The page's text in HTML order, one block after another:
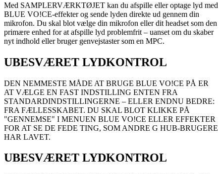
Med SAMPLERVÆRKTØJET kan du afspille eller optage lyd med
BLUE VO!CE-effekter og sende lyden direkte ud gennem din
mikrofon. Du skal blot vælge din mikrofon eller dit headset som den
primære enhed for at afspille lyd problemfrit – uanset om du skaber
nyt indhold eller bruger genvejstaster som en MPC.
UBESVÆRET LYDKONTROL
DEN NEMMESTE MÅDE AT BRUGE BLUE VO!CE PÅ ER
AT VÆLGE EN FAST INDSTILLING ENTEN FRA
STANDARDINDSTILLINGERNE – ELLER ENDNU BEDRE:
FRA FÆLLESSKABET. DU SKAL BLOT KLIKKE PÅ
"GENNEMSE" I MENUEN BLUE VO!CE ELLER EFFEKTER
FOR AT SE DE FEDE TING, SOM ANDRE G HUB-BRUGERE
HAR LAVET.
UBESVÆRET LYDKONTROL